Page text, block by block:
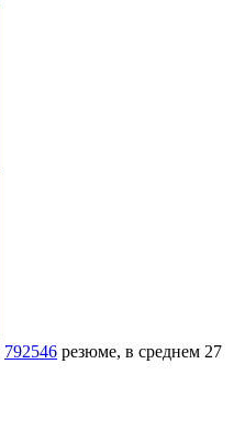
792546 резюме, в среднем 27